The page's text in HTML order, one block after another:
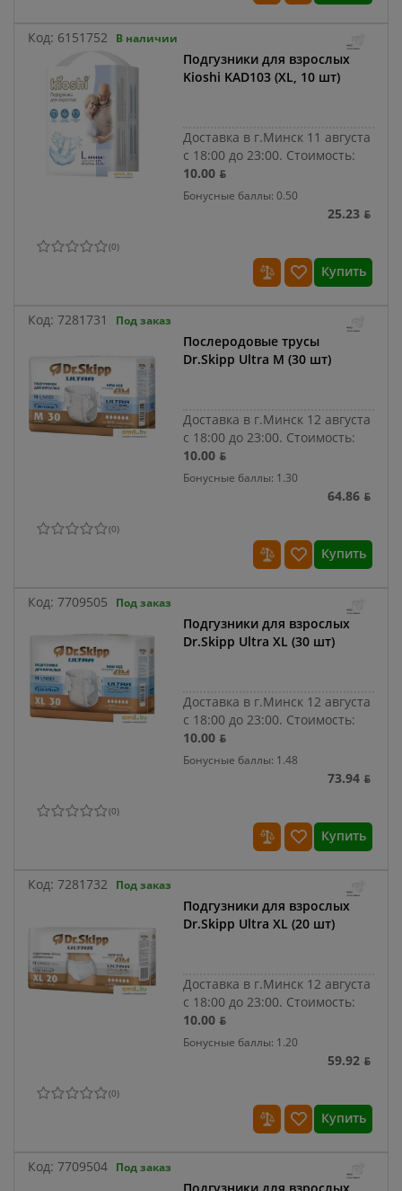
Код: 6151752 В наличии
Подгузники для взрослых
Kioshi KAD103 (XL, 10 шт)
Доставка в г.Минск 11 августа
с 18:00 до 23:00. Стоимость:
10.00 ƃ
Бонусные баллы: 0.50
25.23 ƃ
(0)
Купить
Код: 7281731 Под заказ
Послеродовые трусы
Dr.Skipp Ultra M (30 шт)
Доставка в г.Минск 12 августа
с 18:00 до 23:00. Стоимость:
10.00 ƃ
Бонусные баллы: 1.30
64.86 ƃ
(0)
Купить
Код: 7709505 Под заказ
Подгузники для взрослых
Dr.Skipp Ultra XL (30 шт)
Доставка в г.Минск 12 августа
с 18:00 до 23:00. Стоимость:
10.00 ƃ
Бонусные баллы: 1.48
73.94 ƃ
(0)
Купить
Код: 7281732 Под заказ
Подгузники для взрослых
Dr.Skipp Ultra XL (20 шт)
Доставка в г.Минск 12 августа
с 18:00 до 23:00. Стоимость:
10.00 ƃ
Бонусные баллы: 1.20
59.92 ƃ
(0)
Купить
Код: 7709504 Под заказ